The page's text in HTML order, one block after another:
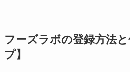
フーズラボの登録方法
プ】